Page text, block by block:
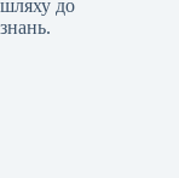
шляху до
знань.